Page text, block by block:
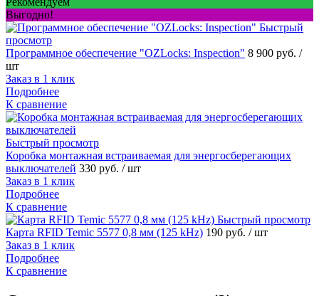
Выгодно!
Быстрый
просмотр
Программное обеспечение "OZLocks: Inspection" 8 900 руб. /
шт
Заказ в 1 клик
Подробнее
К сравнение
Быстрый просмотр
Коробка монтажная встраиваемая для энергосберегающих
выключателей 330 руб. / шт
Заказ в 1 клик
Подробнее
К сравнение
Быстрый просмотр
Карта RFID Temic 5577 0,8 мм (125 kHz) 190 руб. / шт
Заказ в 1 клик
Подробнее
К сравнение